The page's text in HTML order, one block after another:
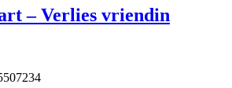
– Verlies vriendin